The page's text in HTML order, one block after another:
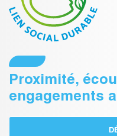
Proximité,
engagements